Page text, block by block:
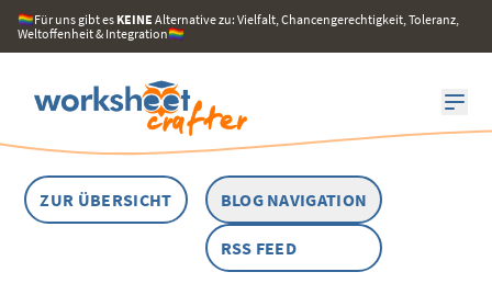
🏳️‍🌈Für uns gibt es KEINE Alternative zu: Vielfalt, Chancengerechtigkeit, Toleranz,
Weltoffenheit & Integration🏳️‍🌈
ZUR ÜBERSICHT BLOG NAVIGATION
RSS FEED